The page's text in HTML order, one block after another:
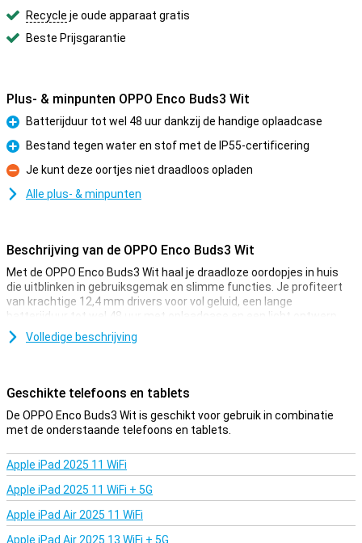
Recycle je oude apparaat gratis
Beste Prijsgarantie
Plus- & minpunten OPPO Enco Buds3 Wit
Pluspunt
Batterijduur tot wel 48 uur dankzij de handige oplaadcase
Pluspunt
Bestand tegen water en stof met de IP55-certificering
Minpunt
Je kunt deze oortjes niet draadloos opladen
Alle plus- & minpunten
Beschrijving van de OPPO Enco Buds3 Wit
Met de OPPO Enco Buds3 Wit haal je draadloze oordopjes in huis
die uitblinken in gebruiksgemak en slimme functies. Je profiteert
van krachtige 12,4 mm drivers voor vol geluid, een lange
batterijduur tot wel 48 uur met oplaadcase en een licht ontwerp
dat comfortabel zit. Daarnaast beschikken de OPPO Enco Buds3
over Bluetooth 5.4 voor een stabiele verbinding, snelle pairing met
OPPO Enco Buds3 een veelzijdige keuze voor muziek, gesprekken
Krachtig geluid en lange batterijduur
De OPPO Enco Buds3 leveren een helder en krachtig geluid dankzij
de grote 12,4 mm dynamische drivers. Hierdoor hoor je diepe
bassen, duidelijke middentonen en frisse hoge tonen. Dat maakt de
OPPO Enco Buds3 Wit geschikt voor allerlei soorten audio, van
muziek tot podcasts en video’s. Ook de batterij stelt niet teleur.
Samen met de oplaadcase geniet je tot wel 48 uur van je favoriete
Volledige beschrijving
Geschikte telefoons en tablets
De OPPO Enco Buds3 Wit is geschikt voor gebruik in combinatie
met de onderstaande telefoons en tablets.
Apple iPad 2025 11 WiFi
Apple iPad 2025 11 WiFi + 5G
Apple iPad Air 2025 11 WiFi
Apple iPad Air 2025 13 WiFi + 5G